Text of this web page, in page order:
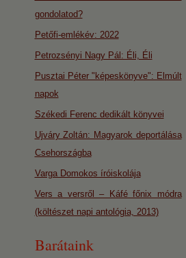
gondolatod?
Petőfi-emlékév: 2022
Petrozsényi Nagy Pál: Éli, Éli
Pusztai Péter "képeskönyve": Elmúlt
napok
Székedi Ferenc dedikált könyvei
Ujváry Zoltán: Magyarok deportálása
Csehországba
Varga Domokos íróiskolája
Vers a versről – Káfé főnix módra
(költészet napi antológia, 2013)
Barátaink